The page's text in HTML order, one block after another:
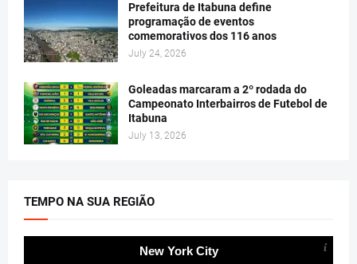
Prefeitura de Itabuna define
programação de eventos
comemorativos dos 116 anos
July 24, 2026
Goleadas marcaram a 2º rodada do
Campeonato Interbairros de Futebol de
Itabuna
July 13, 2026
TEMPO NA SUA REGIÃO
New York City